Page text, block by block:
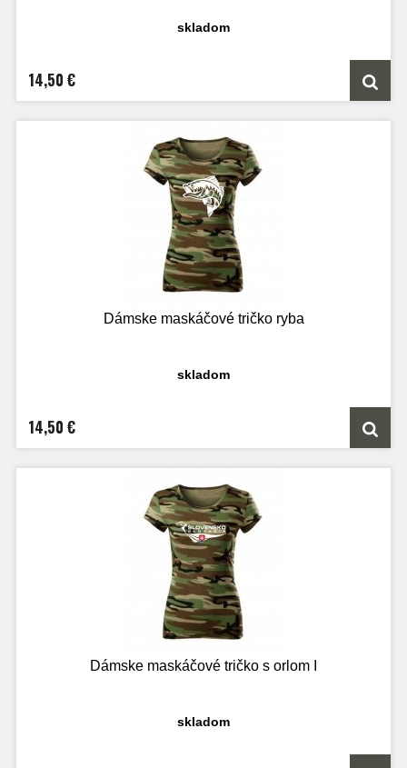
skladom
14,50 €
Dámske maskáčové tričko ryba
skladom
14,50 €
Dámske maskáčové tričko s orlom I
skladom